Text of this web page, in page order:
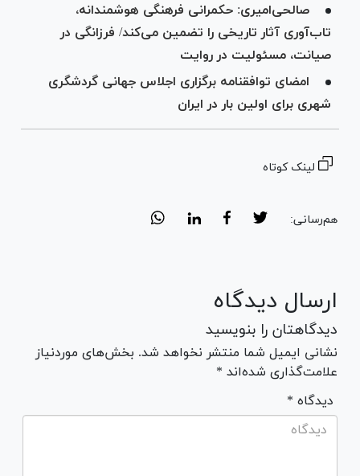
صالحی‌امیری: حکمرانی فرهنگی هوشمندانه،
تاب‌آوری آثار تاریخی را تضمین می‌کند/ فرزانگی در
صیانت، مسئولیت در روایت
امضای توافقنامه برگزاری اجلاس جهانی گردشگری
شهری برای اولین بار در ایران
لینک کوتاه
هم‌رسانی:
ارسال دیدگاه
دیدگاهتان را بنویسید
نشانی ایمیل شما منتشر نخواهد شد. بخش‌های موردنیاز
علامت‌گذاری شده‌اند *
* دیدگاه